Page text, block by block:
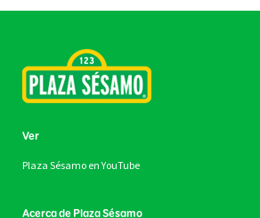
Ver
Plaza Sésamo en YouTube
Acerca de Plaza Sésamo